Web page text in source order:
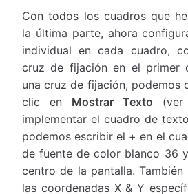
Con todos los cuadros que
la última parte, ahora
individual en cada cuadro,
cruz de fijación en el primer
una cruz de fijación, podemos
clic en Mostrar Texto (ver
implementar el cuadro de
podemos escribir el + en el
de fuente de color blanco 36
centro de la pantalla.
las coordenadas X & Y